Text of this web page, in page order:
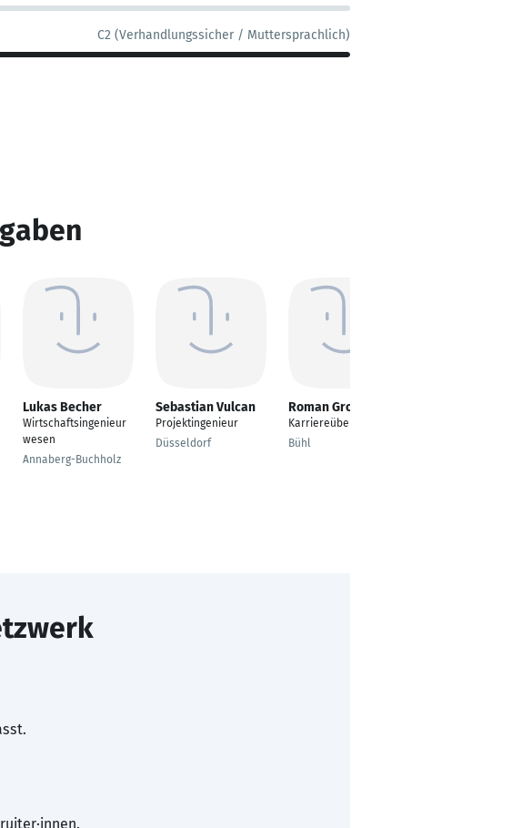
C2 (Verhandlungssicher / Muttersprachlich)
Lukas Becher
Wirtschaftsingenieur
wesen
Annaberg-Buchholz
Sebastian Vulcan
Projektingenieur
Düsseldorf
Roman Grohotov
Karriereübergang
Bühl